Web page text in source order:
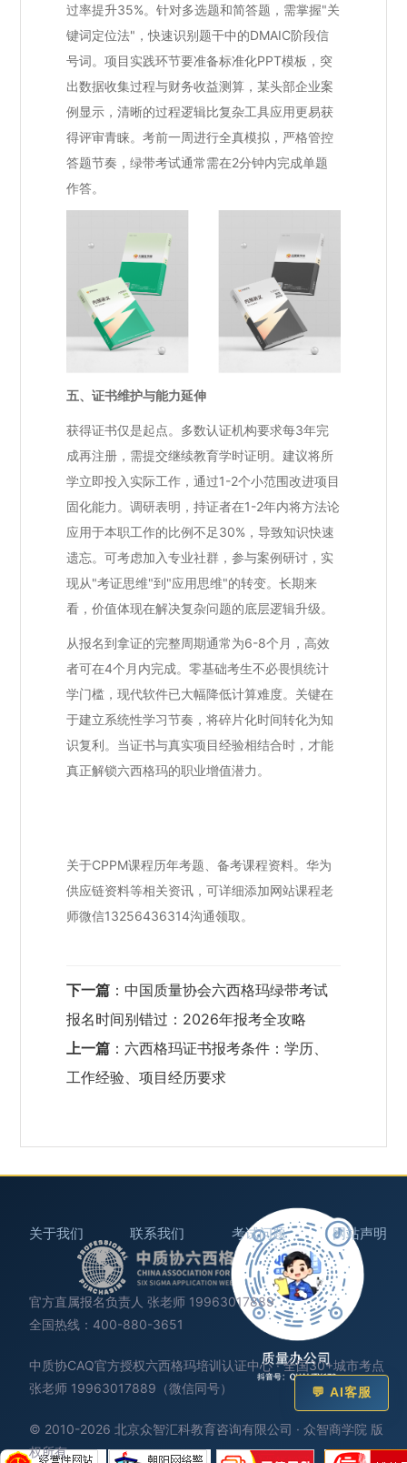
过率提升35%。针对多选题和简答题，需掌握"关
键词定位法"，快速识别题干中的DMAIC阶段信
号词。项目实践环节要准备标准化PPT模板，突
出数据收集过程与财务收益测算，某头部企业案
例显示，清晰的过程逻辑比复杂工具应用更易获
得评审青睐。考前一周进行全真模拟，严格管控
答题节奏，绿带考试通常需在2分钟内完成单题
作答。
五、证书维护与能力延伸
获得证书仅是起点。多数认证机构要求每3年完
成再注册，需提交继续教育学时证明。建议将所
学立即投入实际工作，通过1-2个小范围改进项目
固化能力。调研表明，持证者在1-2年内将方法论
应用于本职工作的比例不足30%，导致知识快速
遗忘。可考虑加入专业社群，参与案例研讨，实
现从"考证思维"到"应用思维"的转变。长期来
看，价值体现在解决复杂问题的底层逻辑升级。
从报名到拿证的完整周期通常为6-8个月，高效
者可在4个月内完成。零基础考生不必畏惧统计
学门槛，现代软件已大幅降低计算难度。关键在
于建立系统性学习节奏，将碎片化时间转化为知
识复利。当证书与真实项目经验相结合时，才能
真正解锁六西格玛的职业增值潜力。
关于CPPM课程历年考题、备考课程资料。华为
供应链资料等相关资讯，可详细添加网站课程老
师微信13256436314沟通领取。
下一篇 ： 中国质量协会六西格玛绿带考试
报名时间别错过：2026年报考全攻略
上一篇 ： 六西格玛证书报考条件：学历、
工作经验、项目经历要求
关于我们 联系我们 考试问题 网站声明
官方直属报名负责人 张老师 19963017889
全国热线：400-880-3651
中质协CAQ官方授权六西格玛培训认证中心 · 全国30+城市考点
张老师 19963017889（微信同号）
© 2010-2026 北京众智汇科教育咨询有限公司 · 众智商学院 版
权所有
💬 AI客服